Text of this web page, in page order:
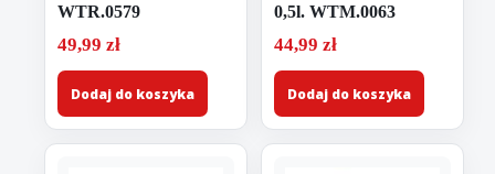
WTR.0579
49,99 zł
Dodaj do koszyka
0,5l. WTM.0063
44,99 zł
Dodaj do koszyka